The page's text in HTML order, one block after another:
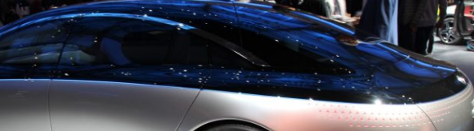
Bildergalerie
Umgebung